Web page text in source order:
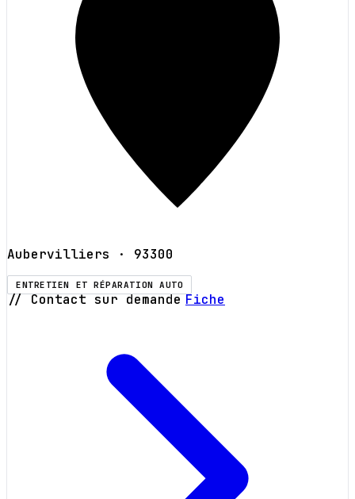
Aubervilliers · 93300
ENTRETIEN ET RÉPARATION AUTO
// Contact sur demande Fiche